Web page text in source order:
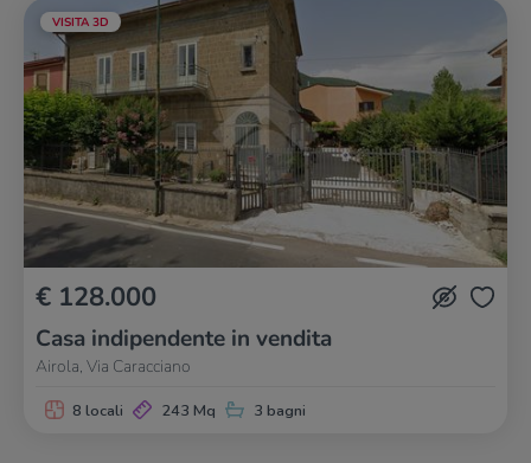
VISITA 3D
€ 128.000
Casa indipendente in vendita
Airola, Via Caracciano
8 locali 243 Mq 3 bagni